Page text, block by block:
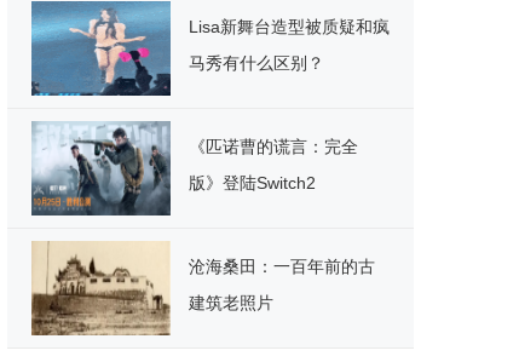
Lisa新舞台造型被质疑和疯
马秀有什么区别？
《匹诺曹的谎言：完全
版》登陆Switch2
沧海桑田：一百年前的古
建筑老照片